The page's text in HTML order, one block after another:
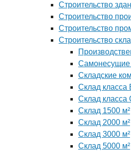
Строительство
Строительство
Строительство
Строительство
Самонесущие
Складские
Склад класса
Склад класса
Склад 1500 м²
Склад 2000 м²
Склад 3000 м²
Склад 5000 м²